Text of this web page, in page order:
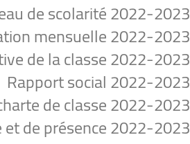
de scolarité 2022-2023
mensuelle 2022-2023
de la classe 2022-2023
Rapport social 2022-2023
de classe 2022-2023
et de présence 2022-2023